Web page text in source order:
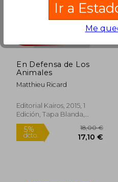
En Defensa de Los
Animales
Matthieu Ricard
Editorial Kairos, 2015, 1
Edición, Tapa Blanda,
Nuevo
Ir a
Me